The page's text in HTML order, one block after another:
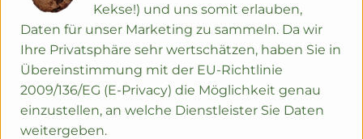
Sie haben eine Frage? Wir helfen gerne:
Ziegelhofstr. 202
79110 Freiburg
0761 42 963 880
kontakt@regionalwert-frischekiste.de
Kekse!) und uns somit erlauben,
Daten für unser Marketing zu sammeln. Da wir
Ihre Privatsphäre sehr wertschätzen, haben Sie in
Übereinstimmung mit der EU-Richtlinie
2009/136/EG (E-Privacy) die Möglichkeit genau
einzustellen, an welche Dienstleister Sie Daten
weitergeben.